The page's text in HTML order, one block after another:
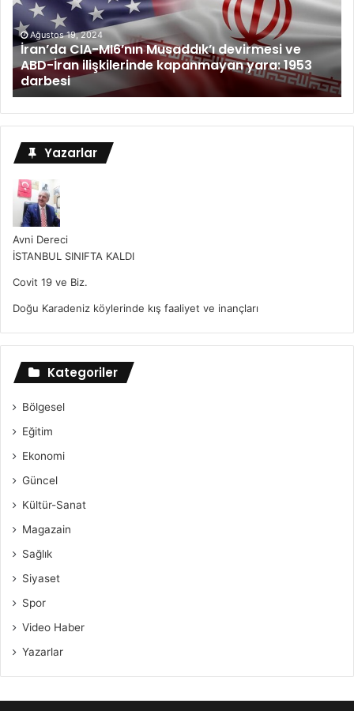
Ağustos 19, 2024
İran’da CIA-MI6’nın Musaddık’ı devirmesi ve
ABD-İran ilişkilerinde kapanmayan yara: 1953
darbesi
Yazarlar
Avni Dereci
İSTANBUL SINIFTA KALDI
Covit 19 ve Biz.
Doğu Karadeniz köylerinde kış faaliyet ve inançları
Kategoriler
Bölgesel
Eğitim
Ekonomi
Güncel
Kültür-Sanat
Magazain
Sağlık
Siyaset
Spor
Video Haber
Yazarlar